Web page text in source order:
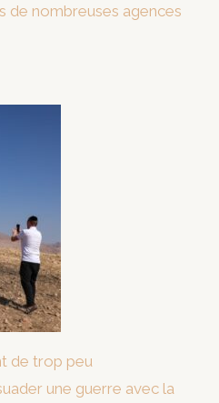
de nombreuses agences
de trop peu
une guerre avec la